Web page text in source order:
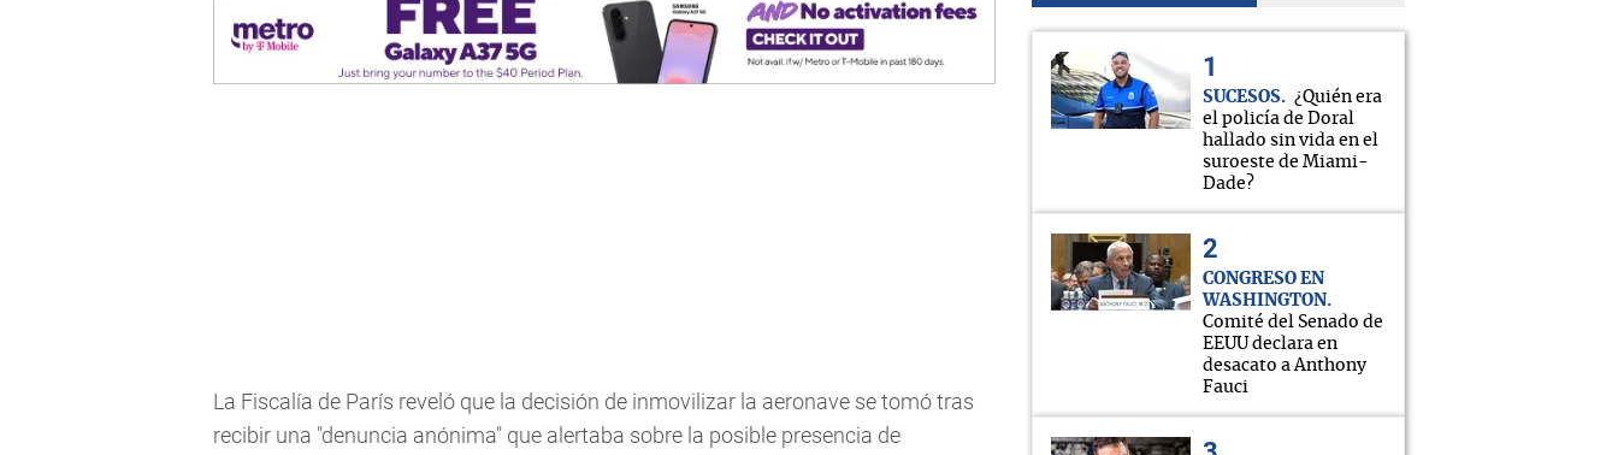
La Fiscalía de París reveló que la decisión de inmovilizar la aeronave se tomó tras
recibir una "denuncia anónima" que alertaba sobre la posible presencia de
SUCESOS
¿Quién era
el policía de Doral
hallado sin vida en el
suroeste de Miami-
Dade?
CONGRESO EN
WASHINGTON
Comité del Senado de
EEUU declara en
desacato a Anthony
Fauci